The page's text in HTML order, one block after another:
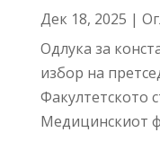
Дек 18, 2025 |
Одлука за
избор на
Факултетското
Медицинскиот